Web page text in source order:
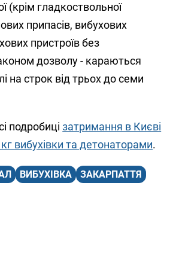
(крім гладкоствольної
припасів, вибухових
пристроїв без
дозволу - караються
на строк від трьох до семи
подробицізатримання в Києві
вибухівки та детонаторами.
ВИБУХІВКА
ЗАКАРПАТТЯ